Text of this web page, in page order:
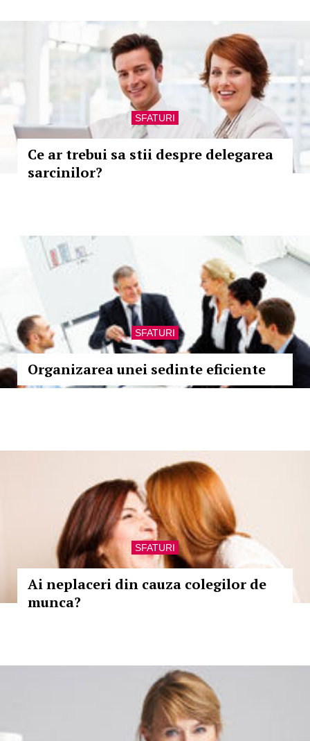
SFATURI
Ce ar trebui sa stii despre delegarea
sarcinilor?
SFATURI
Organizarea unei sedinte eficiente
SFATURI
Ai neplaceri din cauza colegilor de
munca?